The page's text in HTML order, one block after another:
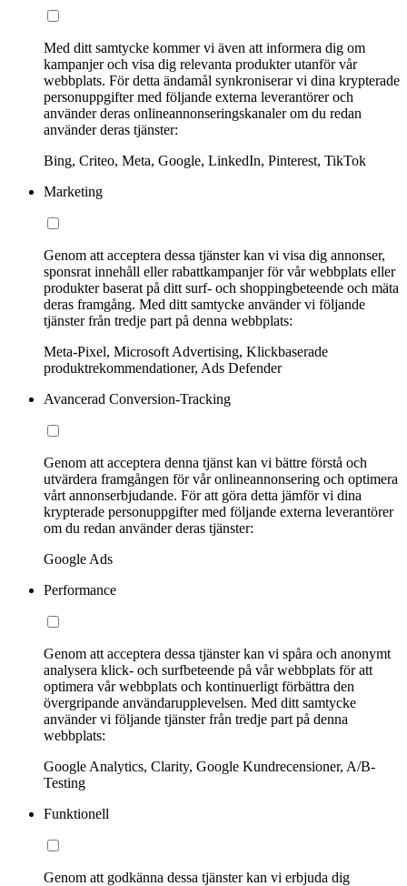
Med ditt samtycke kommer vi även att informera dig om
kampanjer och visa dig relevanta produkter utanför vår
webbplats. För detta ändamål synkroniserar vi dina krypterade
personuppgifter med följande externa leverantörer och
använder deras onlineannonseringskanaler om du redan
använder deras tjänster:
Bing, Criteo, Meta, Google, LinkedIn, Pinterest, TikTok
Marketing
Genom att acceptera dessa tjänster kan vi visa dig annonser,
sponsrat innehåll eller rabattkampanjer för vår webbplats eller
produkter baserat på ditt surf- och shoppingbeteende och mäta
deras framgång. Med ditt samtycke använder vi följande
tjänster från tredje part på denna webbplats:
Meta-Pixel, Microsoft Advertising, Klickbaserade
produktrekommendationer, Ads Defender
Avancerad Conversion-Tracking
Genom att acceptera denna tjänst kan vi bättre förstå och
utvärdera framgången för vår onlineannonsering och optimera
vårt annonserbjudande. För att göra detta jämför vi dina
krypterade personuppgifter med följande externa leverantörer
om du redan använder deras tjänster:
Google Ads
Performance
Genom att acceptera dessa tjänster kan vi spåra och anonymt
analysera klick- och surfbeteende på vår webbplats för att
optimera vår webbplats och kontinuerligt förbättra den
övergripande användarupplevelsen. Med ditt samtycke
använder vi följande tjänster från tredje part på denna
webbplats:
Google Analytics, Clarity, Google Kundrecensioner, A/B-
Testing
Funktionell
Genom att godkänna dessa tjänster kan vi erbjuda dig